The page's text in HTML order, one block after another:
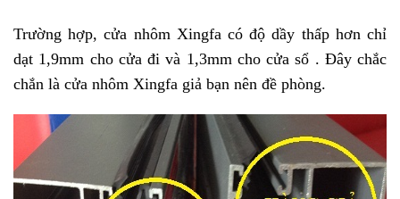
Trường hợp, cửa nhôm Xingfa có độ dầy thấp hơn chỉ
dạt 1,9mm cho cửa đi và 1,3mm cho cửa sổ . Đây chắc
chắn là cửa nhôm Xingfa giả bạn nên đề phòng.